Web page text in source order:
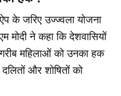
के जरिए उज्ज्वला योजना
मोदी ने कहा कि देशवासियों
महिलाओं को उनका हक
और शोषितों को